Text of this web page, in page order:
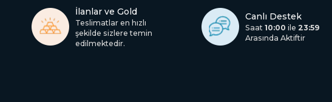
İlanlar ve Gold
Teslimatlar en hızlı
şekilde sizlere temin
edilmektedir.
Canlı Destek
Saat 10:00 ile 23:59
Arasında Aktiftir